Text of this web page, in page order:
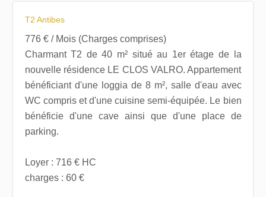
T2 Antibes
776 € / Mois (Charges comprises)
Charmant T2 de 40 m² situé au 1er étage de la
nouvelle résidence LE CLOS VALRO. Appartement
bénéficiant d'une loggia de 8 m², salle d'eau avec
WC compris et d'une cuisine semi-équipée. Le bien
bénéficie d'une cave ainsi que d'une place de
parking.
Loyer : 716 € HC
charges : 60 €